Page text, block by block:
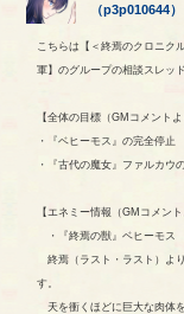
（p3p010644）
こちらは【＜終焉のクロニク
軍】のグループの相談スレッド
【全体の目標（GMコメントよ
・『ベヒーモス』の完全停止
・『古代の魔女』ファルカウ
【エネミー情報（GMコメント
・『終焉の獣』ベヒーモス
終焉（ラスト・ラスト）よ
す。
天を衝くほどに巨大な肉体